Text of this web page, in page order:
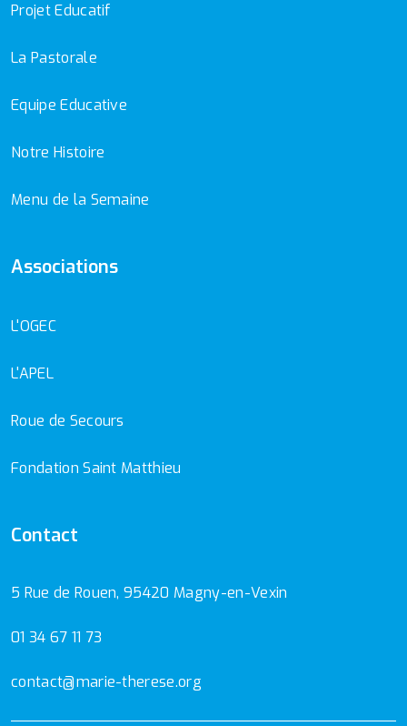
Projet Educatif
La Pastorale
Equipe Educative
Notre Histoire
Menu de la Semaine
Associations
L'OGEC
L'APEL
Roue de Secours
Fondation Saint Matthieu
Contact
5 Rue de Rouen, 95420 Magny-en-Vexin
01 34 67 11 73
contact@marie-therese.org